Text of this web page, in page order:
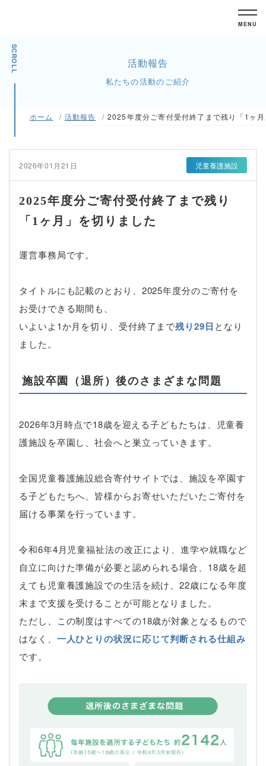
MENU
SCROLL 活動報告
私たちの活動のご紹介
ホーム 活動報告 2025年度分ご寄付受付終了まで残り「1ヶ
2026年01月21日 児童養護施設
2025年度分ご寄付受付終了まで残り
「1ヶ月」を切りました
運営事務局です。
タイトルにも記載のとおり、2025年度分のご寄付を
お受けできる期間も、
いよいよ1か月を切り、受付終了まで残り29日 となり
ました。
施設卒園（退所）後のさまざまな問題
2026年3月時点で18歳を迎える子どもたちは、児童養
護施設を卒園し、社会へと巣立っていきます。
全国児童養護施設総合寄付サイトでは、施設を卒園す
る子どもたちへ、皆様からお寄せいただいたご寄付を
届ける事業を行っています。
令和6年4月児童福祉法の改正により、進学や就職など
自立に向けた準備が必要と認められる場合、18歳を超
えても児童養護施設での生活を続け、22歳になる年度
末まで支援を受けることが可能となりました。
ただし、この制度はすべての18歳が対象となるもので
はなく、 一人ひとりの状況に応じて判断される仕組み
です。